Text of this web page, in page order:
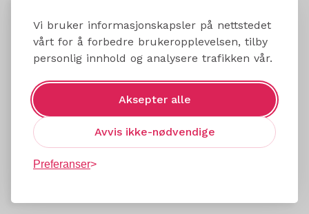
Vi bruker informasjonskapsler på nettstedet
vårt for å forbedre brukeropplevelsen, tilby
personlig innhold og analysere trafikken vår.
Aksepter alle
Avvis ikke-nødvendige
Preferanser